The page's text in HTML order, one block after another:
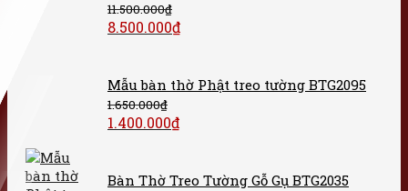
11.500.000₫
8.500.000₫
Mẫu bàn thờ Phật treo tường BTG2095
1.650.000₫
1.400.000₫
Bàn Thờ Treo Tường Gỗ Gụ BTG2035